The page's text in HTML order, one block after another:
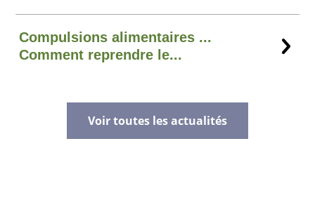
Compulsions alimentaires ...
Comment reprendre le...
Voir toutes les actualités